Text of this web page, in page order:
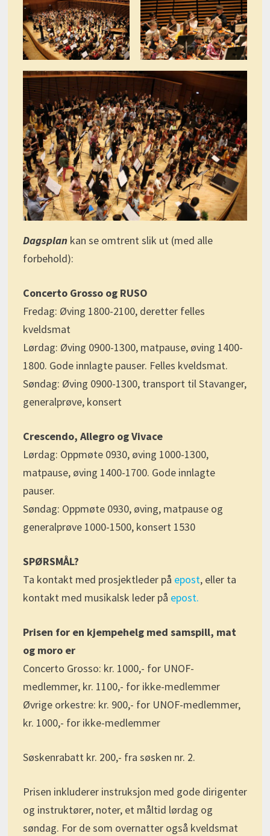
Dagsplankan se omtrent slik ut (med alle
forbehold):
Concerto Grosso og RUSO
Fredag: Øving 1800-2100, deretter felles
kveldsmat
Lørdag: Øving 0900-1300, matpause, øving 1400-
1800. Gode innlagte pauser. Felles kveldsmat.
Søndag: Øving 0900-1300, transport til Stavanger,
generalprøve, konsert
Crescendo, Allegro og Vivace
Lørdag: Oppmøte 0930, øving 1000-1300,
matpause, øving 1400-1700. Gode innlagte
pauser.
Søndag: Oppmøte 0930, øving, matpause og
generalprøve 1000-1500, konsert 1530
SPØRSMÅL?
Ta kontakt med prosjektleder på epost, eller ta
kontakt med musikalsk leder på epost.
Prisen for en kjempehelg med samspill, mat
og moro er
Concerto Grosso: kr. 1000,- for UNOF-
medlemmer, kr. 1100,- for ikke-medlemmer
Øvrige orkestre: kr. 900,- for UNOF-medlemmer,
kr. 1000,- for ikke-medlemmer
Søskenrabatt kr. 200,- fra søsken nr. 2.
Prisen inkluderer instruksjon med gode dirigenter
og instruktører, noter, et måltid lørdag og
søndag. For de som overnatter også kveldsmat